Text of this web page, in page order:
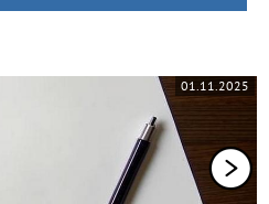
01.11.2025